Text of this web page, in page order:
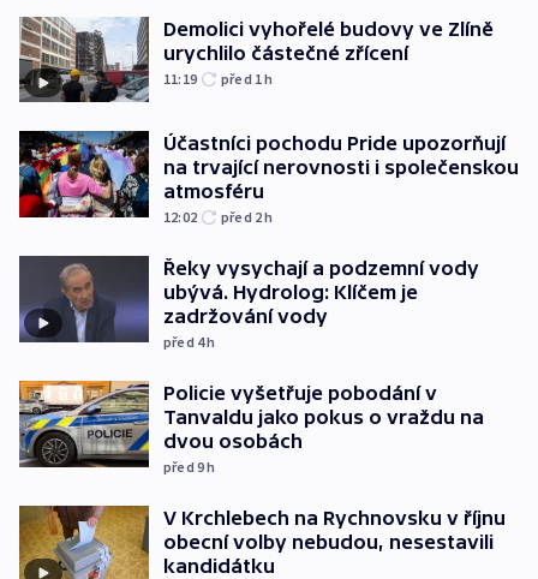
Demolici vyhořelé budovy ve Zlíně
urychlilo částečné zřícení
11:19 před 1h
Účastníci pochodu Pride upozorňují
na trvající nerovnosti i společenskou
atmosféru
12:02 před 2h
Řeky vysychají a podzemní vody
ubývá. Hydrolog: Klíčem je
zadržování vody
před 4h
Policie vyšetřuje pobodání v
Tanvaldu jako pokus o vraždu na
dvou osobách
před 9h
V Krchlebech na Rychnovsku v říjnu
obecní volby nebudou, nesestavili
kandidátku